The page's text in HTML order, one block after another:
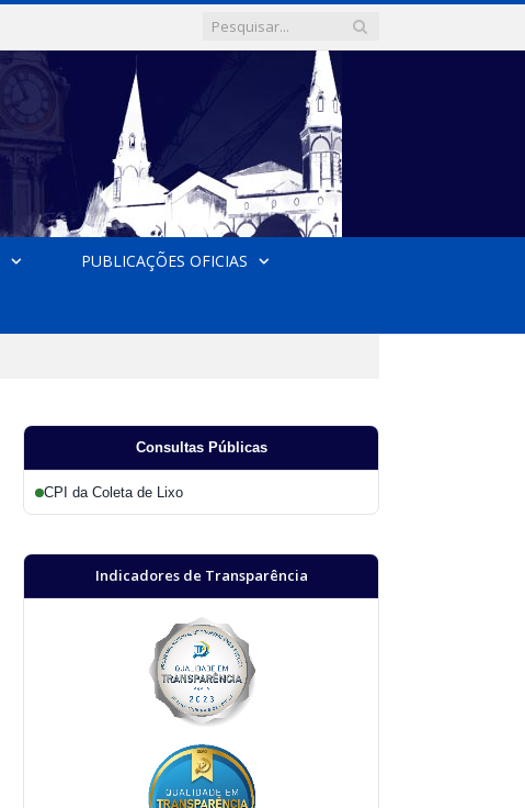
PUBLICAÇÕES OFICIAS
Consultas Públicas
CPI da Coleta de Lixo
Indicadores de Transparência